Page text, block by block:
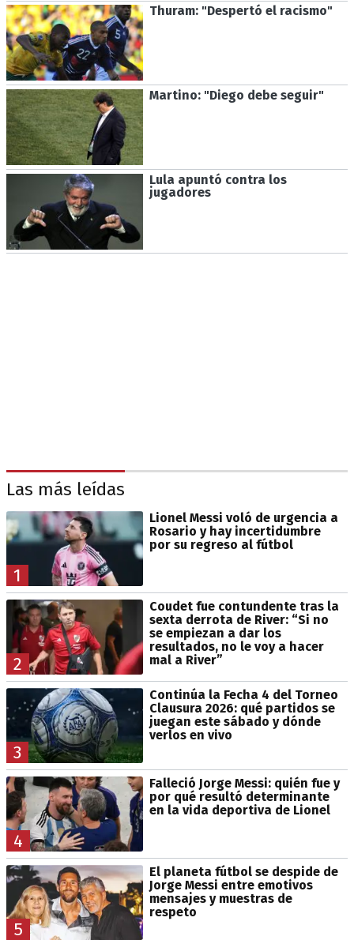
Thuram: "Despertó el racismo"
Martino: "Diego debe seguir"
Lula apuntó contra los
jugadores
Las más leídas
1
Lionel Messi voló de urgencia a
Rosario y hay incertidumbre
por su regreso al fútbol
2
Coudet fue contundente tras la
sexta derrota de River: “Si no
se empiezan a dar los
resultados, no le voy a hacer
mal a River”
3
Continúa la Fecha 4 del Torneo
Clausura 2026: qué partidos se
juegan este sábado y dónde
verlos en vivo
4
Falleció Jorge Messi: quién fue y
por qué resultó determinante
en la vida deportiva de Lionel
5
El planeta fútbol se despide de
Jorge Messi entre emotivos
mensajes y muestras de
respeto